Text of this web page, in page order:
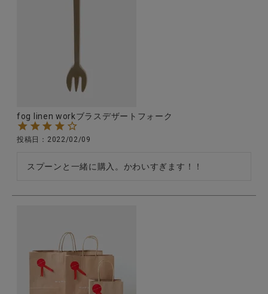
fog linen workブラスデザートフォーク
投稿日 2022/02/09
スプーンと一緒に購入。かわいすぎます！！